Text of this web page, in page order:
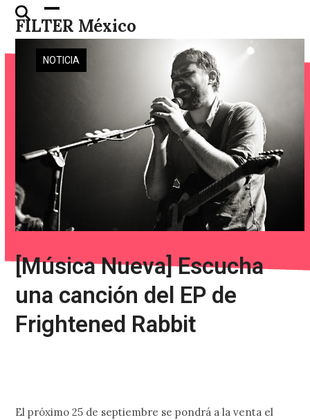
Skip
content
FILTER México
Open
mobile
menu
Close
mobile
menu
NOTICIA
[Música Nueva] Escucha
una canción del EP de
Frightened Rabbit
El próximo 25 de septiembre se pondrá a la venta el